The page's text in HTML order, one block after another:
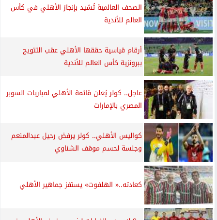
الصحف العالمية تُشيد بإنجاز الأهلي في كأس
العالم للأندية
أرقام قياسية حققها الأهلي عقب التتويج
ببرونزية كأس العالم للأندية
عاجل.. كولر يُعلن قائمة الأهلي لمباريات السوبر
المصري بالإمارات
كواليس الأهلي.. كولر يرفض رحيل عبدالمنعم
وجلسة لحسم موقف الشناوي
كعادته..« الهلفوت» يستفز جماهير الأهلي